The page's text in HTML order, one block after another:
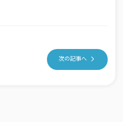
次の記事へ